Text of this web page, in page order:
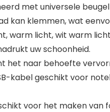
met universele
kan klemmen, wat
warm licht, wit warm
uw schoonheid.
het naar behoefte
kabel geschikt voor
voor het maken